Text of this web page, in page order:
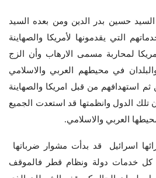
حسين بدر الدين ومن بعده السيد
التي يقدمونها لأمريكا والصهاينة
لمحاربة مسمى الارهاب وأن الزج
في محيطهم العربي والاسلامي
استهدافهم من قبل امريكا والصهاينة
تلك الدول وانظمتها قد استعدت الجميع
العربي والاسلامي.
اسرائيل قد بدأت مشوار ضرباتها
كل خدمات دولة ونظام قطر فالموقف